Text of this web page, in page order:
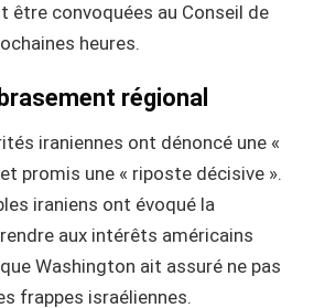
être convoquées au Conseil de
heures.
régional
iraniennes ont dénoncé une «
promis une « riposte décisive ».
iraniens ont évoqué la
aux intérêts américains
Washington ait assuré ne pas
frappes israéliennes.